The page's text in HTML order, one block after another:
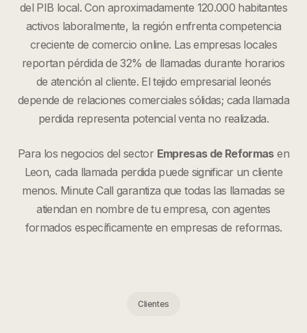
del PIB local. Con aproximadamente 120.000 habitantes
activos laboralmente, la región enfrenta competencia
creciente de comercio online. Las empresas locales
reportan pérdida de 32% de llamadas durante horarios
de atención al cliente. El tejido empresarial leonés
depende de relaciones comerciales sólidas; cada llamada
perdida representa potencial venta no realizada.
Para los negocios del sector Empresas de Reformasen
Leon, cada llamada perdida puede significar un cliente
menos. Minute Call garantiza que todas las llamadas se
atiendan en nombre de tu empresa, con agentes
formados específicamente en empresas de reformas.
Clientes